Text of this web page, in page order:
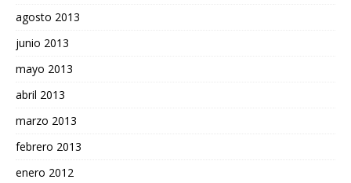
agosto 2013
junio 2013
mayo 2013
abril 2013
marzo 2013
febrero 2013
enero 2012